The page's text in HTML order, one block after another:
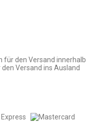
den Versand innerhalb
Versand ins Ausland